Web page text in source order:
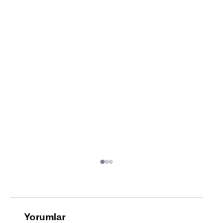
Yorumlar